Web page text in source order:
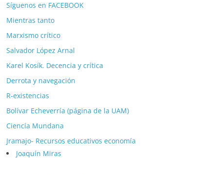
Síguenos en FACEBOOK
Mientras tanto
Marxismo crítico
Salvador López Arnal
Karel Kosík. Decencia y crítica
Derrota y navegación
R-existencias
Bolívar Echeverría (página de la UAM)
Ciencía Mundana
Jramajo- Recursos educativos economía
Joaquín Miras